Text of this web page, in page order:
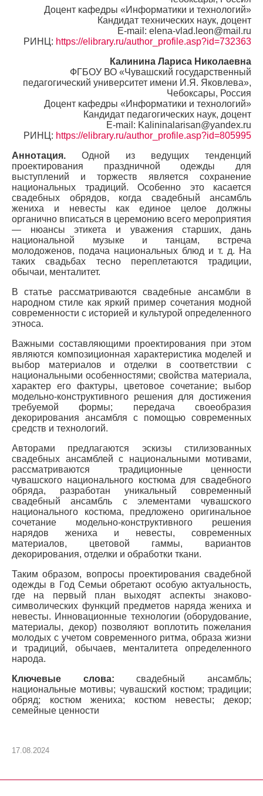
Доцент кафедры «Информатики и технологий»
Кандидат технических наук, доцент
E-mail: elena-vlad.leon@mail.ru
РИНЦ: https://elibrary.ru/author_profile.asp?id=732363
Калинина Лариса Николаевна
ФГБОУ ВО «Чувашский государственный
педагогический университет имени И.Я. Яковлева»,
Чебоксары, Россия
Доцент кафедры «Информатики и технологий»
Кандидат педагогических наук, доцент
E-mail: Kalininalarisan@yandex.ru
РИНЦ: https://elibrary.ru/author_profile.asp?id=805995
Аннотация. Одной из ведущих тенденций
проектирования праздничной одежды для
выступлений и торжеств является сохранение
национальных традиций. Особенно это касается
свадебных обрядов, когда свадебный ансамбль
жениха и невесты как единое целое должны
органично вписаться в церемонию всего мероприятия
— нюансы этикета и уважения старших, дань
национальной музыке и танцам, встреча
молодоженов, подача национальных блюд и т. д. На
таких свадьбах тесно переплетаются традиции,
обычаи, менталитет.
В статье рассматриваются свадебные ансамбли в
народном стиле как яркий пример сочетания модной
современности с историей и культурой определенного
этноса.
Важными составляющими проектирования при этом
являются композиционная характеристика моделей и
выбор материалов и отделки в соответствии с
национальными особенностями; свойства материала,
характер его фактуры, цветовое сочетание; выбор
модельно-конструктивного решения для достижения
требуемой формы; передача своеобразия
декорирования ансамбля с помощью современных
средств и технологий.
Авторами предлагаются эскизы стилизованных
свадебных ансамблей с национальными мотивами,
рассматриваются традиционные ценности
чувашского национального костюма для свадебного
обряда, разработан уникальный современный
свадебный ансамбль с элементами чувашского
национального костюма, предложено оригинальное
сочетание модельно-конструктивного решения
нарядов жениха и невесты, современных
материалов, цветовой гаммы, вариантов
декорирования, отделки и обработки ткани.
Таким образом, вопросы проектирования свадебной
одежды в Год Семьи обретают особую актуальность,
где на первый план выходят аспекты знаково-
символических функций предметов наряда жениха и
невесты. Инновационные технологии (оборудование,
материалы, декор) позволяют воплотить пожелания
молодых с учетом современного ритма, образа жизни
и традиций, обычаев, менталитета определенного
народа.
Ключевые слова: свадебный ансамбль;
национальные мотивы; чувашский костюм; традиции;
обряд; костюм жениха; костюм невесты; декор;
семейные ценности
17.08.2024